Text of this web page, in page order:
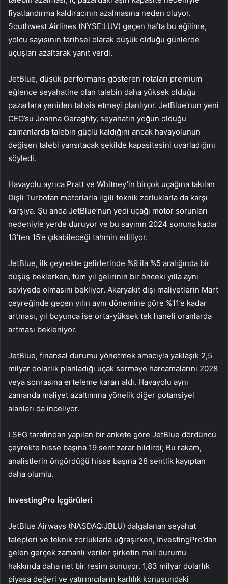
fiyatlandırma kaldıracının azalmasına neden oluyor.
Southwest Airlines (NYSE:LUV) geçen hafta bu eğilime,
yolcu sayısının tarihsel olarak düşük olduğu günlerde
uçuşları azaltarak yanıt verdi.
JetBlue, düşük performans gösteren rotaları premium
eğlence seyahatine olan talebin daha yüksek olduğu
pazarlara yeniden tahsis etmeyi planlıyor. JetBlue’nun yeni
CEO’su Joanna Geraghty, seyahatin yoğun olduğu
zamanlarda talebin güçlü kaldığını ancak havayolunun
değişen talebi yansıtacak şekilde kapasitesini uyarladığını
söyledi.
Havayolu ayrıca Pratt ve Whitney’in birçok uçağına takılan
Dişli Turbofan motorlarla ilgili teknik zorluklarla da karşı
karşıya. Şu anda JetBlue’nun yedi uçağı motor sorunları
nedeniyle yerde duruyor ve bu sayının 2024 sonuna kadar
13’ten 15’e çıkabileceği tahmin ediliyor.
JetBlue, ilk çeyrekte gelirlerinde %9 ila %5 aralığında bir
düşüş beklerken, tüm yıl gelirinin bir önceki yılla aynı
seviyede olmasını bekliyor. Akaryakıt dışı maliyetlerin Mart
çeyreğinde geçen yılın aynı dönemine göre %11’e kadar
artması, yıl boyunca ise orta-yüksek tek haneli oranlarda
artması bekleniyor.
JetBlue, finansal durumu yönetmek amacıyla yaklaşık 2,5
milyar dolarlık planladığı uçak sermaye harcamalarını 2028
veya sonrasına erteleme kararı aldı. Havayolu aynı
zamanda maliyet azaltımına yönelik diğer potansiyel
alanları da inceliyor.
LSEG tarafından yapılan bir ankete göre JetBlue dördüncü
çeyrekte hisse başına 19 sent zarar bildirdi; Bu rakam,
analistlerin öngördüğü hisse başına 28 sentlik kayıptan
daha olumlu.
InvestingPro İçgörüleri
JetBlue Airways (NASDAQ:JBLU) dalgalanan seyahat
talepleri ve teknik zorluklarla uğraşırken, InvestingPro’dan
gelen gerçek zamanlı veriler şirketin mali durumu
hakkında daha net bir resim sunuyor. 1,83 milyar dolarlık
piyasa değeri ve yatırımcıların karlılık konusundaki